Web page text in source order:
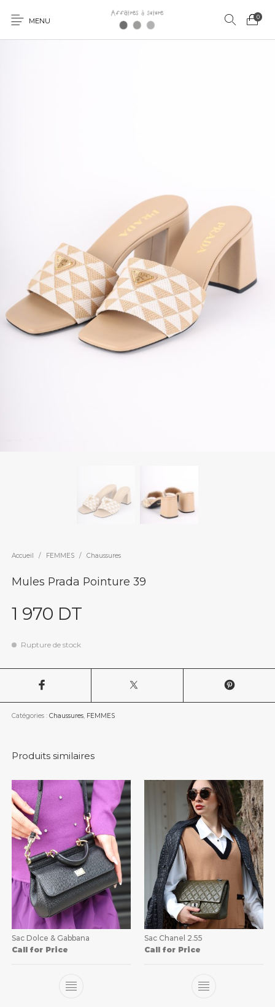
MENU 0
Accueil / FEMMES / Chaussures
Mules Prada Pointure 39
1 970 DT
Rupture de stock
Catégories : Chaussures, FEMMES
Produits similaires
Sac Dolce & Gabbana
Call for Price
Sac Chanel 2.55
Call for Price